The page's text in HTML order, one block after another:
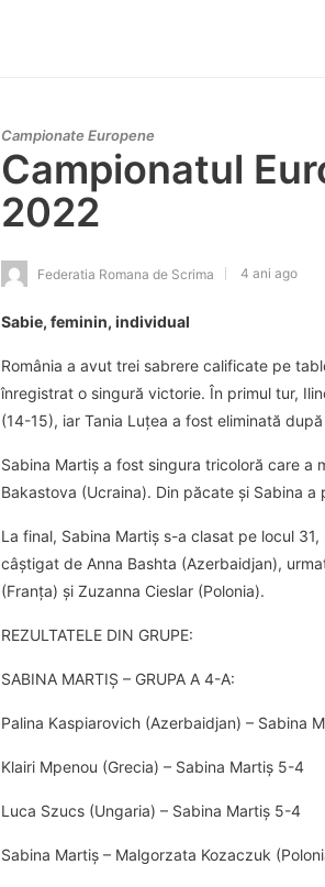
Campionate Europene
Campionatul
2022
Federatia Romana de Scrima 4 ani ago
Sabie, feminin, individual
România a avut trei sabrere calificate pe
înregistrat o singură victorie. În primul tur,
(14-15), iar Tania Luțea a fost eliminată
Sabina Martiș a fost singura tricoloră care a
Bakastova (Ucraina). Din păcate și Sabina
La final, Sabina Martiș s-a clasat pe locul
câștigat de Anna Bashta (Azerbaidjan),
(Franța) și Zuzanna Cieslar (Polonia).
REZULTATELE DIN GRUPE:
SABINA MARTIȘ – GRUPA A 4-A:
Palina Kaspiarovich (Azerbaidjan) – Sabina
Klairi Mpenou (Grecia) – Sabina Martiș 5-4
Luca Szucs (Ungaria) – Sabina Martiș 5-4
Sabina Martiș – Malgorzata Kozaczuk